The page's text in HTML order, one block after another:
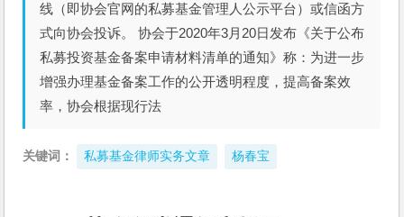
线（即协会官网的私募基金管理人公示平台）或信函方
式向协会投诉。 协会于2020年3月20日发布《关于公布
私募投资基金备案申请材料清单的通知》称：为进一步
增强办理基金备案工作的公开透明程度，提高备案效
率，协会根据现行法
关键词： 私募基金律师实务文章 杨春宝